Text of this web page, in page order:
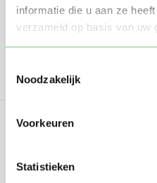
informatie die u aan ze
verzameld op basis van uw
Noodzakelijk
Voorkeuren
Statistieken
Gratis